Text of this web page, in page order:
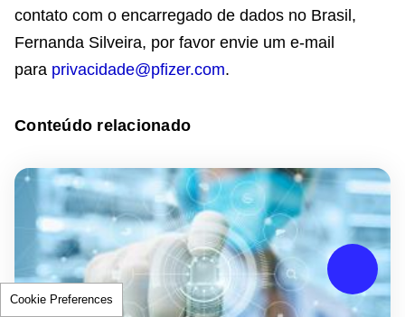
Cookie Preferences
contato com o encarregado de dados no Brasil,
Fernanda Silveira, por favor envie um e-mail
para privacidade@pfizer.com.
Conteúdo relacionado